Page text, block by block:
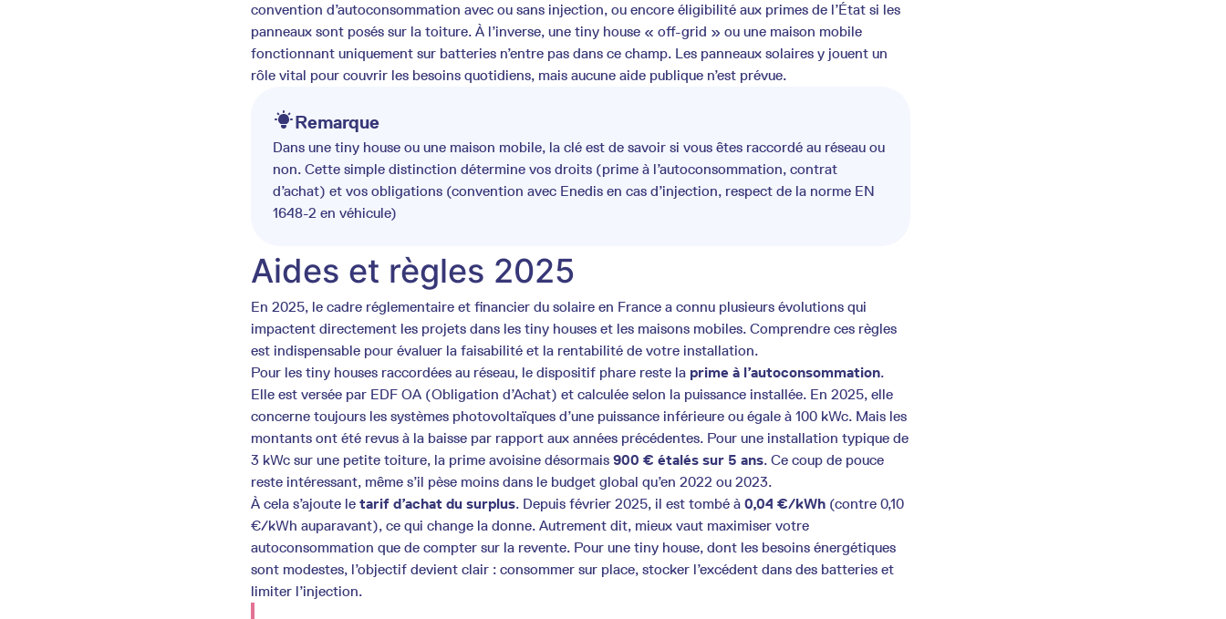
convention d’autoconsommation avec ou sans injection, ou encore éligibilité aux primes de l’État si les
panneaux sont posés sur la toiture. À l’inverse, une tiny house « off-grid » ou une maison mobile
fonctionnant uniquement sur batteries n’entre pas dans ce champ. Les panneaux solaires y jouent un
rôle vital pour couvrir les besoins quotidiens, mais aucune aide publique n’est prévue.
Remarque
Dans une tiny house ou une maison mobile, la clé est de savoir si vous êtes raccordé au réseau ou
non. Cette simple distinction détermine vos droits (prime à l’autoconsommation, contrat
d’achat) et vos obligations (convention avec Enedis en cas d’injection, respect de la norme EN
1648-2 en véhicule)
Aides et règles 2025
En 2025, le cadre réglementaire et financier du solaire en France a connu plusieurs évolutions qui
impactent directement les projets dans les tiny houses et les maisons mobiles. Comprendre ces règles
est indispensable pour évaluer la faisabilité et la rentabilité de votre installation.
Pour les tiny houses raccordées au réseau, le dispositif phare reste la prime à l’autoconsommation.
Elle est versée par EDF OA (Obligation d’Achat) et calculée selon la puissance installée. En 2025, elle
concerne toujours les systèmes photovoltaïques d’une puissance inférieure ou égale à 100 kWc. Mais les
montants ont été revus à la baisse par rapport aux années précédentes. Pour une installation typique de
3 kWc sur une petite toiture, la prime avoisine désormais 900 € étalés sur 5 ans. Ce coup de pouce
reste intéressant, même s’il pèse moins dans le budget global qu’en 2022 ou 2023.
À cela s’ajoute le tarif d’achat du surplus. Depuis février 2025, il est tombé à 0,04 €/kWh (contre 0,10
€/kWh auparavant), ce qui change la donne. Autrement dit, mieux vaut maximiser votre
autoconsommation que de compter sur la revente. Pour une tiny house, dont les besoins énergétiques
sont modestes, l’objectif devient clair : consommer sur place, stocker l’excédent dans des batteries et
limiter l’injection.